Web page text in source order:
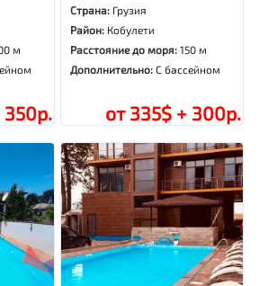
м
350р.
Страна: Грузия
Район: Кобулети
Расстояние до моря:150 м
Дополнительно:С бассейном
от 335$ + 300р.